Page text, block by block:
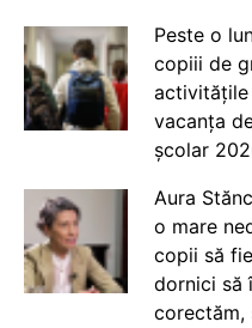
Peste o
copiii de
activitățile
vacanța
școlar
Aura
o mare
copii să
dornici să
corectăm,